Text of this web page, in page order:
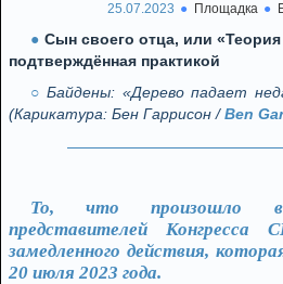
25.07.2023 Площадка
Сын своего отца, или «Теория
подтверждённая практикой
Байдены: «Дерево падает
(Карикатура: Бен Гаррисон /Ben
То, что произошло
представителей Конгресса
замедленного действия,
20 июля 2023 года.